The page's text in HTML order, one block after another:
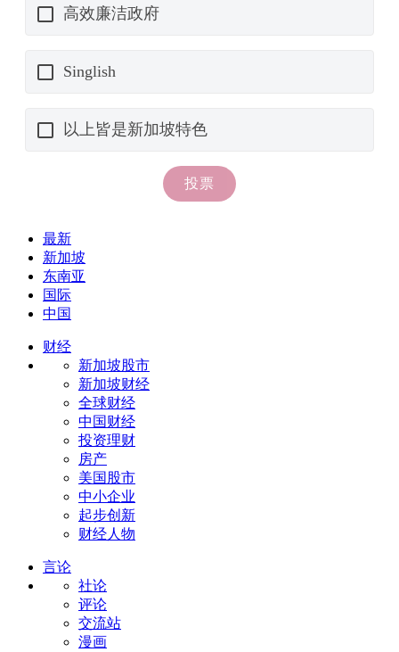
最新
新加坡
东南亚
国际
中国
财经
新加坡股市
新加坡财经
全球财经
中国财经
投资理财
房产
美国股市
中小企业
起步创新
财经人物
言论
社论
评论
交流站
漫画